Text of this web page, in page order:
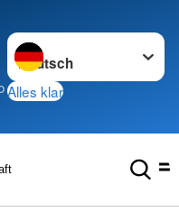
Sprache wechseln zu
Alles klar